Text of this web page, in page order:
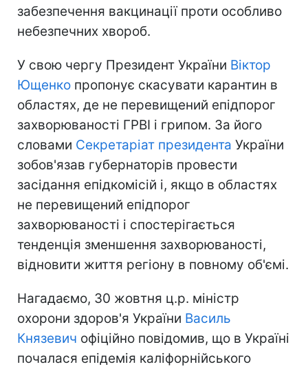
забезпечення вакцинації проти особливо
небезпечних хвороб.
У свою чергу Президент України Віктор
Ющенко пропонує скасувати карантин в
областях, де не перевищений епідпорог
захворюваності ГРВІ і грипом. За його
словами Секретаріат президента України
зобов'язав губернаторів провести
засідання епідкомісій і, якщо в областях
не перевищений епідпорог
захворюваності і спостерігається
тенденція зменшення захворюваності,
відновити життя регіону в повному об'ємі.
Нагадаємо, 30 жовтня ц.р. міністр
охорони здоров'я України Василь
Князевич офіційно повідомив, що в Україні
почалася епідемія каліфорнійського